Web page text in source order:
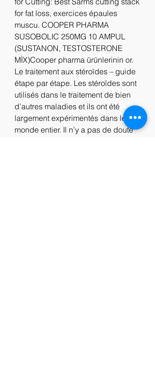
for fat loss, exercices épaules
muscu. COOPER PHARMA
SUSOBOLIC 250MG 10 AMPUL
(SUSTANON, TESTOSTERONE
MİX)Cooper pharma ürünlerinin or.
Le traitement aux stéroïdes – guide
étape par étape. Les stéroïdes sont
utilisés dans le traitement de bien
d’autres maladies et ils ont été
largement expérimentés dans le
monde entier. Il n’y a pas de doute